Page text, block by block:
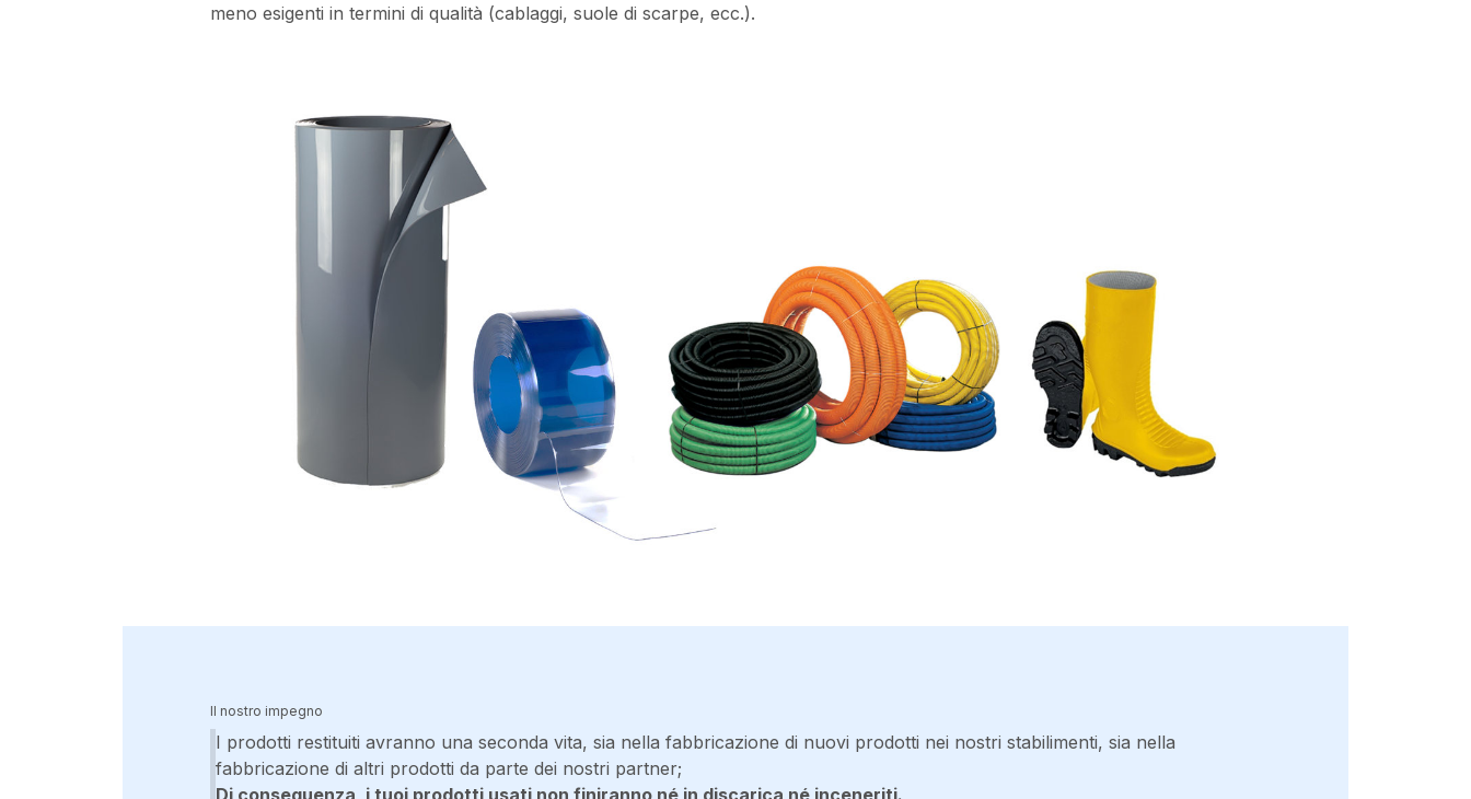
meno esigenti in termini di qualità (cablaggi, suole di scarpe, ecc.).
Il nostro impegno
I prodotti restituiti avranno una seconda vita, sia nella fabbricazione di nuovi prodotti nei nostri stabilimenti, sia nella
fabbricazione di altri prodotti da parte dei nostri partner;
Di conseguenza, i tuoi prodotti usati non finiranno né in discarica né inceneriti.